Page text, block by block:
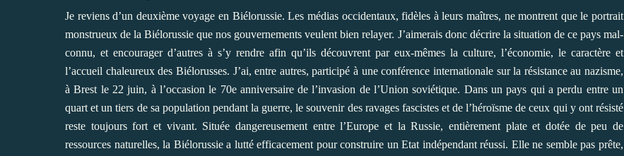
Je reviens d’un deuxième voyage en Biélorussie. Les médias occidentaux, fidèles à leurs maîtres, ne montrent que le portrait
monstrueux de la Biélorussie que nos gouvernements veulent bien relayer. J’aimerais donc décrire la situation de ce pays mal-
connu, et encourager d’autres à s’y rendre afin qu’ils découvrent par eux-mêmes la culture, l’économie, le caractère et
l’accueil chaleureux des Biélorusses. J’ai, entre autres, participé à une conférence internationale sur la résistance au nazisme,
à Brest le 22 juin, à l’occasion le 70e anniversaire de l’invasion de l’Union soviétique. Dans un pays qui a perdu entre un
quart et un tiers de sa population pendant la guerre, le souvenir des ravages fascistes et de l’héroïsme de ceux qui y ont résisté
reste toujours fort et vivant. Située dangereusement entre l’Europe et la Russie, entièrement plate et dotée de peu de
ressources naturelles, la Biélorussie a lutté efficacement pour construire un Etat indépendant réussi. Elle ne semble pas prête,